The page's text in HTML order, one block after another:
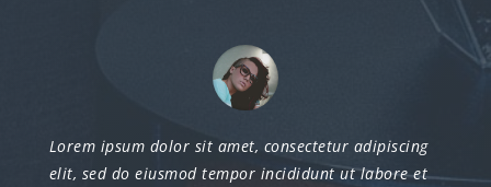
Lorem ipsum dolor sit amet, consectetur adipiscing
elit, sed do eiusmod tempor incididunt ut labore et